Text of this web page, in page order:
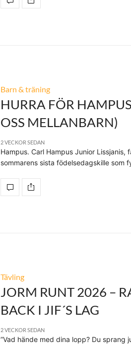
Barn & träning
HURRA FÖR
OSS MELLANBARN)
2 VECKOR SEDAN
Hampus. Carl Hampus Junior Lissjanis,
sommarens sista födelsedagskille som
Tävling
JORM RUNT 2026 –
BACK I JIF´S LAG
2 VECKOR SEDAN
”Vad hände med dina lopp? Du sprang